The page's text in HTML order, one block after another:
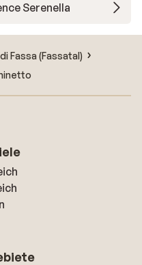
Serenella
Fassa (Fassatal)